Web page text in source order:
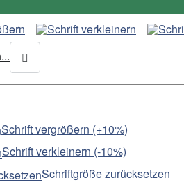
Schrift vergrößern (+10%)
Schrift verkleinern (-10%)
Schriftgröße zurücksetzen